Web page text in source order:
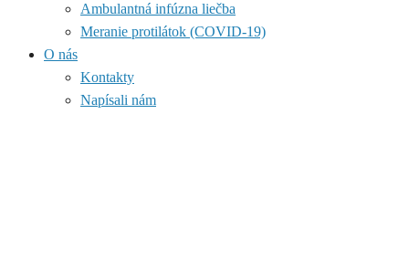
Ambulantná infúzna liečba
Meranie protilátok (COVID-19)
O nás
Kontakty
Napísali nám